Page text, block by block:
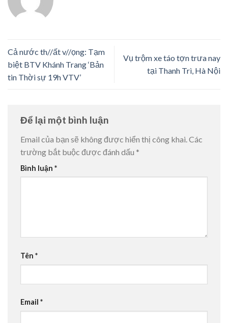
Cả nước th//ất v//ọng: Tạm
biệt BTV Khánh Trang ‘Bản
tin Thời sự 19h VTV’
Vụ trộm xe táo tợn trưa nay
tại Thanh Trì, Hà Nội
Để lại một bình luận
Email của bạn sẽ không được hiển thị công khai. Các
trường bắt buộc được đánh dấu *
Bình luận *
Tên *
Email *